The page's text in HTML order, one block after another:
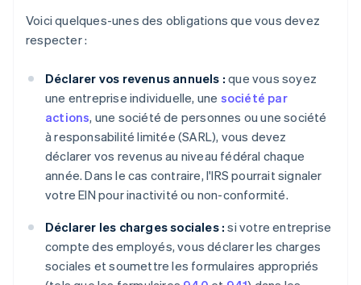
Voici quelques-unes des obligations que vous devez
respecter :
Déclarer vos revenus annuels : que vous soyez
une entreprise individuelle, une société par
actions, une société de personnes ou une société
à responsabilité limitée (SARL), vous devez
déclarer vos revenus au niveau fédéral chaque
année. Dans le cas contraire, l'IRS pourrait signaler
votre EIN pour inactivité ou non-conformité.
Déclarer les charges sociales : si votre entreprise
compte des employés, vous déclarer les charges
sociales et soumettre les formulaires appropriés